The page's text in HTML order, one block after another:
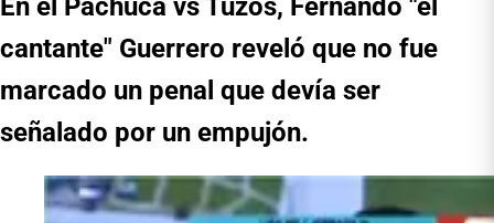
En el Pachuca vs Tuzos, Fernando "el
cantante" Guerrero reveló que no fue
marcado un penal que devía ser
señalado por un empujón.